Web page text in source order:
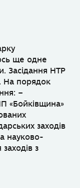
ще одне
Засідання НТР
На порядок
–
«Бойківщина»
заходів
науково-
з